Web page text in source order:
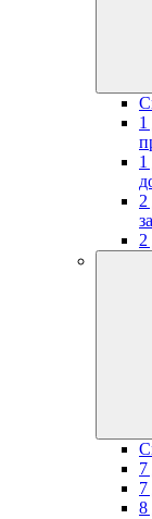
1
1
2
2
7
7
8